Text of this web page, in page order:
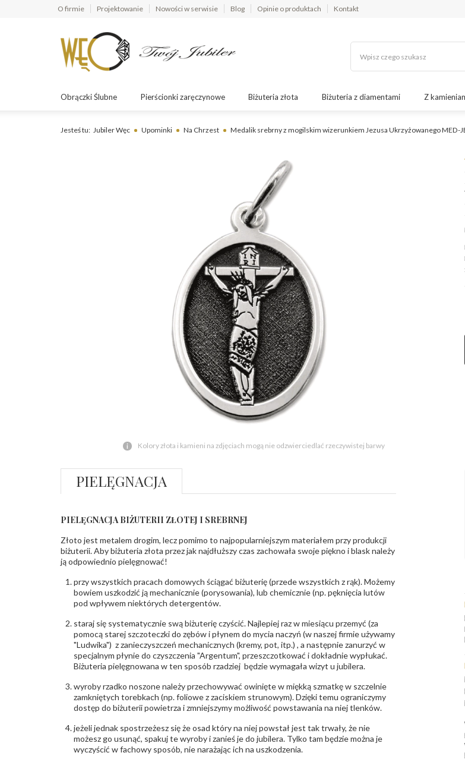
O firmie Projektowanie Nowości w serwisie Blog Opinie o produktach Kontakt
Obrączki Ślubne Pierścionki zaręczynowe Biżuteria złota Biżuteria z diamentami Z
Jesteś tu: Jubiler Węc Upominki Na Chrzest Medalik srebrny z mogilskim wizerunkiem Jezusa Ukrzyżowanego MED-
Kolory złota i kamieni na zdjęciach mogą nie odzwierciedlać rzeczywistej barwy
PIELĘGNACJA
PIELĘGNACJA BIŻUTERII ZŁOTEJ I SREBRNEJ
Złoto jest metalem drogim, lecz pomimo to najpopularniejszym materiałem przy produkcji
biżuterii. Aby biżuteria złota przez jak najdłuższy czas zachowała swoje piękno i blask należy
ją odpowiednio pielęgnować!
przy wszystkich pracach domowych ściągać biżuterię (przede wszystkich z rąk). Możemy
bowiem uszkodzić ją mechanicznie (porysowania), lub chemicznie (np. pęknięcia lutów
pod wpływem niektórych detergentów.
staraj się systematycznie swą biżuterię czyścić. Najlepiej raz w miesiącu przemyć (za
pomocą starej szczoteczki do zębów i płynem do mycia naczyń (w naszej firmie używamy
"Ludwika") z zanieczyszczeń mechanicznych (kremy, pot, itp.) , a następnie zanurzyć w
specjalnym płynie do czyszczenia "Argentum", przeszczotkować i dokładnie wypłukać.
Biżuteria pielęgnowana w ten sposób rzadziej będzie wymagała wizyt u jubilera.
wyroby rzadko noszone należy przechowywać owinięte w miękką szmatkę w szczelnie
zamkniętych torebkach (np. foliowe z zaciskiem strunowym). Dzięki temu ograniczymy
dostęp do biżuterii powietrza i zmniejszymy możliwość powstawania na niej tlenków.
jeżeli jednak spostrzeżesz się że osad który na niej powstał jest tak trwały, że nie
możesz go usunąć, spakuj te wyroby i zanieś je do jubilera. Tylko tam będzie można je
wyczyścić w fachowy sposób, nie narażając ich na uszkodzenia.